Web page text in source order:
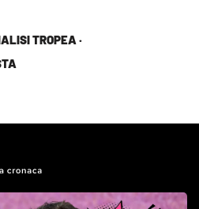
TROPEA ·